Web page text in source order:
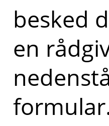
besked
en